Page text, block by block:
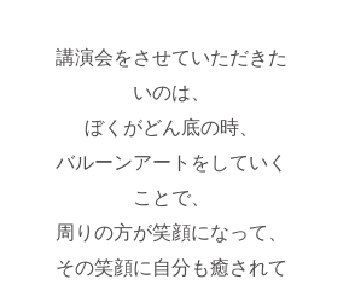
講演会をさせていただきた
いのは、
ぼくがどん底の時、
バルーンアートをしていく
ことで、
周りの方が笑顔になって、
その笑顔に自分も癒されて